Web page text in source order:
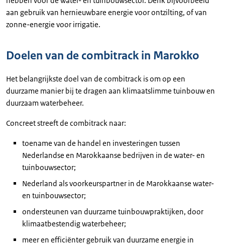
aan gebruik van hernieuwbare energie voor ontzilting, of van
zonne-energie voor irrigatie.
Doelen van de combitrack in Marokko
Het belangrijkste doel van de combitrack is om op een
duurzame manier bij te dragen aan klimaatslimme tuinbouw en
duurzaam waterbeheer.
Concreet streeft de combitrack naar:
toename van de handel en investeringen tussen
Nederlandse en Marokkaanse bedrijven in de water- en
tuinbouwsector;
Nederland als voorkeurspartner in de Marokkaanse water-
en tuinbouwsector;
ondersteunen van duurzame tuinbouwpraktijken, door
klimaatbestendig waterbeheer;
meer en efficiënter gebruik van duurzame energie in